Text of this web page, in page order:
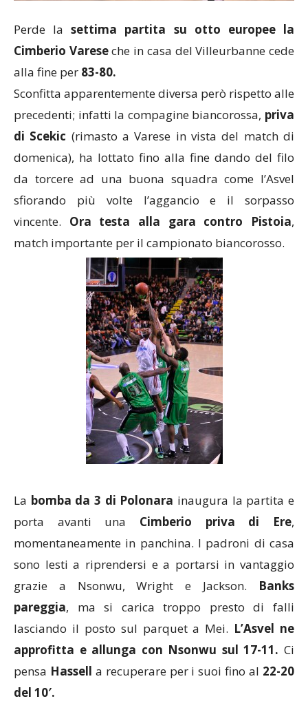
Perde lasettima partita su otto europee la
Cimberio Vareseche in casa del Villeurbanne cede
alla fine per 83-80.
Sconfitta apparentemente diversa però rispetto alle
precedenti; infatti la compagine biancorossa, priva
di Scekic (rimasto a Varese in vista del match di
domenica), ha lottato fino alla fine dando del filo
da torcere ad una buona squadra come l’Asvel
sfiorando più volte l’aggancio e il sorpasso
vincente. Ora testa alla gara contro Pistoia,
match importante per il campionato biancorosso.
La bomba da 3 di Polonara inaugura la partita e
porta avanti una Cimberio priva di Ere,
momentaneamente in panchina. I padroni di casa
sono lesti a riprendersi e a portarsi in vantaggio
grazie a Nsonwu, Wright e Jackson. Banks
pareggia, ma si carica troppo presto di falli
lasciando il posto sul parquet a Mei. L’Asvel ne
approfitta e allunga con Nsonwu sul 17-11. Ci
pensa Hassell a recuperare per i suoi fino al 22-20
del 10′.